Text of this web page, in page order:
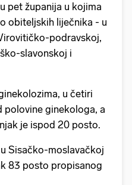
pet županija u kojima
obiteljskih liječnika - u
podravskoj,
slavonskoj i
u četiri
polovine ginekologa, a
je ispod 20 posto.
Sisačko-moslavačkoj
83 posto propisanog